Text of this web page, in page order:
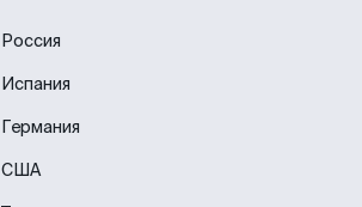
Россия
Испания
Германия
США